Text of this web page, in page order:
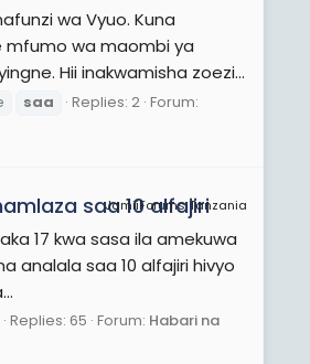
wa Vyuo. Kuna
mfumo wa maombi ya
Hii inakwamisha zoezi...
saa Replies: 2 Forum:
JamiiForums Tanzania
saa 10 alfajiri
17 kwa sasa ila amekuwa
analala saa 10 alfajiri hivyo
Replies: 65 Forum: Habari na